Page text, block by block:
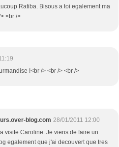
Ratiba. Bisous a toi egalement ma
<br />
!<br /> <br /> <br />
blog.com 28/01/2011 12:00
visite Caroline. Je viens de faire un
egalement que j'ai decouvert que tres